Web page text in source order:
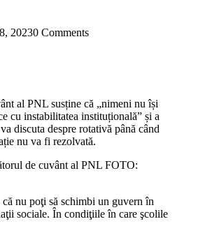
20230 Comments
al PNL susține că „nimeni nu își
cu instabilitatea instituțională” și a
discuta despre rotativă până când
nu va fi rezolvată.
de cuvânt al PNL FOTO:
nu poţi să schimbi un guvern în
sociale. În condiţiile în care şcolile